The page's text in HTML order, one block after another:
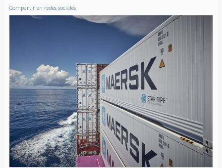
Compartir en redes sociales